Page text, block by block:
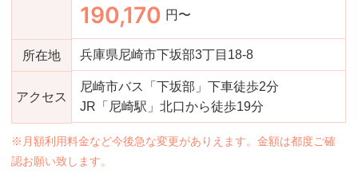
190,170 円〜
所在地 兵庫県尼崎市下坂部3丁目18-8
アクセス
尼崎市バス「下坂部」下車徒歩2分
JR「尼崎駅」北口から徒歩19分
※月額利用料金など今後急な変更がありえます。金額は都度ご確
認お願い致します。